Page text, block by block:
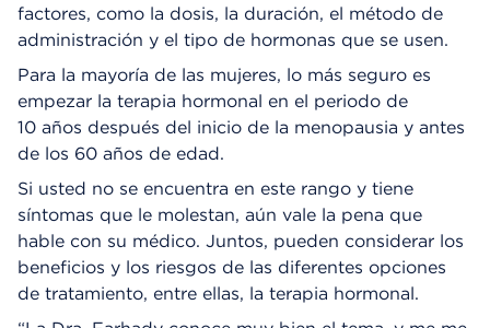
factores, como la dosis, la duración, el método de
administración y el tipo de hormonas que se usen.
Para la mayoría de las mujeres, lo más seguro es
empezar la terapia hormonal en el periodo de
10 años después del inicio de la menopausia y antes
de los 60 años de edad.
Si usted no se encuentra en este rango y tiene
síntomas que le molestan, aún vale la pena que
hable con su médico. Juntos, pueden considerar los
beneficios y los riesgos de las diferentes opciones
de tratamiento, entre ellas, la terapia hormonal.